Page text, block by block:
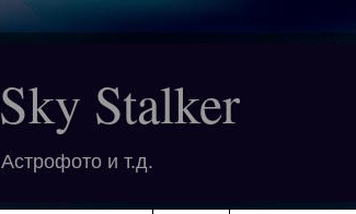
Sky Stalker
Астрофото и т.д.